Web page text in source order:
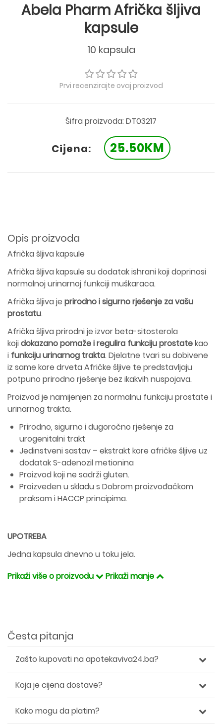
Abela Pharm Afrička šljiva
kapsule
10 kapsula
Prvi recenzirajte ovaj proizvod
Šifra proizvoda: DT03217
Cijena: 25.50KM
Opis proizvoda
Afrička šljiva kapsule
Afrička šljiva kapsule su dodatak ishrani koji doprinosi
normalnoj urinarnoj funkciji muškaraca.
Afrička šljiva je prirodno i sigurno rješenje za vašu
prostatu.
Afrička šljiva prirodni je izvor beta-sitosterola
kojidokazano pomaže i regulira funkciju prostatekao
i funkciju urinarnog trakta. Djelatne tvari su dobivene
iz same kore drveta Afričke šljive te predstavljaju
potpuno prirodno rješenje bez ikakvih nuspojava.
Proizvod je namijenjen za normalnu funkciju prostate i
urinarnog trakta.
Prirodno, sigurno i dugoročno rješenje za
urogenitalni trakt
Jedinstveni sastav – ekstrakt kore afričke šljive uz
dodatak S-adenozil metionina
Proizvod koji ne sadrži gluten.
Proizveden u skladu s Dobrom proizvođačkom
praksom i HACCP principima.
UPOTREBA
Jedna kapsula dnevno u toku jela.
Prikaži više o proizvodu
Prikaži manje
Česta pitanja
Zašto kupovati na apotekaviva24.ba?
Koja je cijena dostave?
Kako mogu da platim?